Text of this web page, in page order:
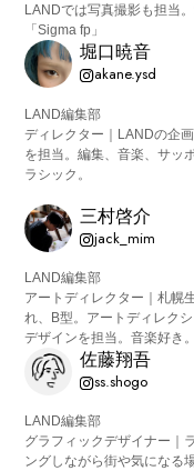
LANDでは写真撮影も担当
「Sigma fp」
堀口暁音
akane.ysd
LAND編集部
ディレクター｜LANDの企
を担当。編集、音楽、サッ
ラシック。
三村啓介
jack_mim
LAND編集部
アートディレクター｜札幌
れ、B型。アートディレクシ
デザインを担当。音楽好き。
佐藤翔吾
ss.shogo
LAND編集部
グラフィックデザイナー｜
ングしながら街や気になる